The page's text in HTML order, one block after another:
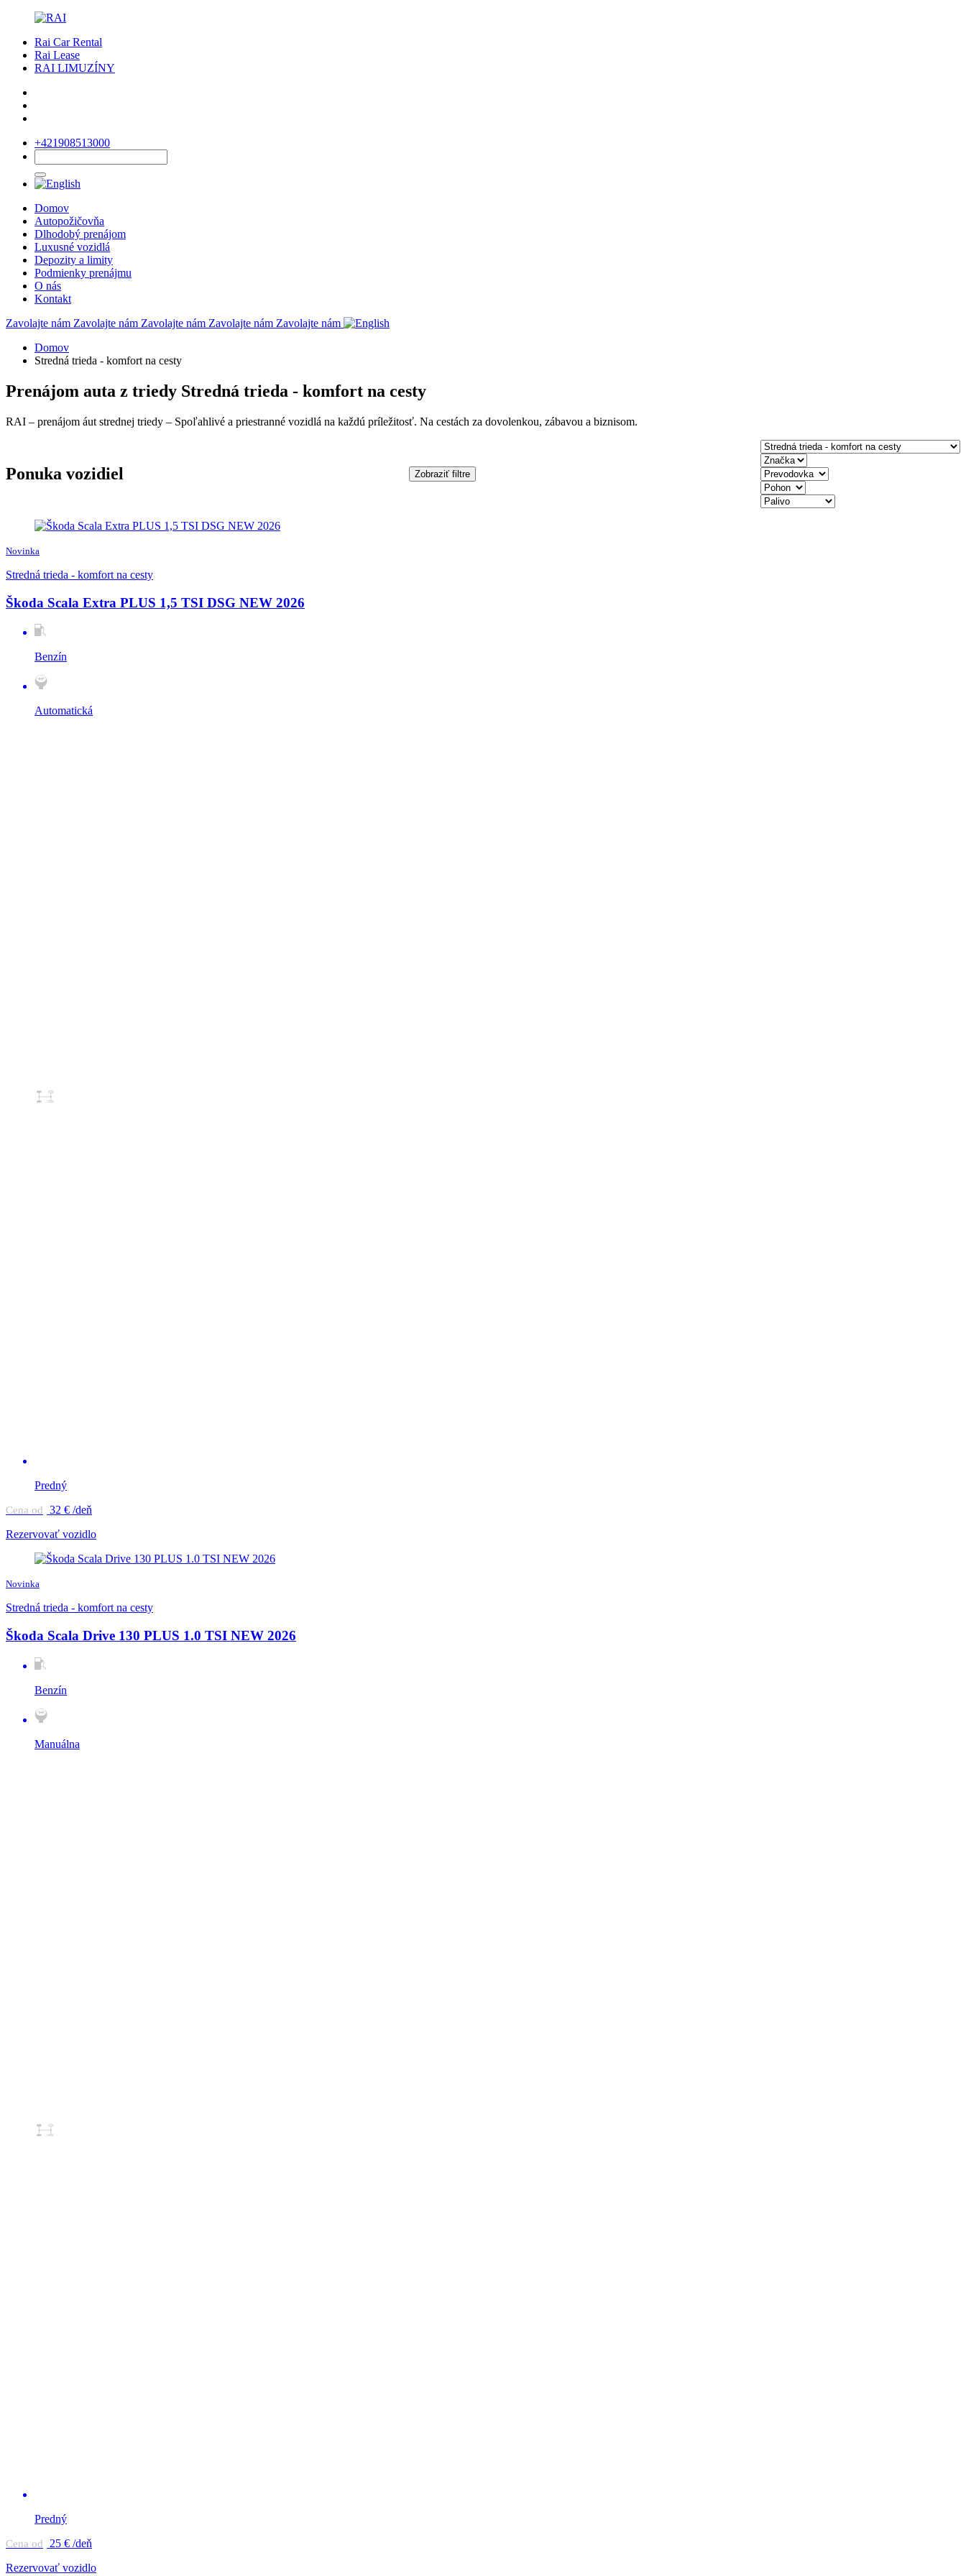
Rai Car Rental
Rai Lease
RAI LIMUZÍNY
+421908513000
Domov
Autopožičovňa
Dlhodobý prenájom
Luxusné vozidlá
Depozity a limity
Podmienky prenájmu
O nás
Kontakt
Zavolajte nám Zavolajte nám Zavolajte nám Zavolajte nám Zavolajte nám
Domov
Stredná trieda - komfort na cesty
Prenájom auta z triedy Stredná trieda - komfort na cesty
RAI – prenájom áut strednej triedy – Spoľahlivé a priestranné vozidlá na každú príležitosť. Na cestách za dovolenkou, zábavou a biznisom.
Ponuka vozidiel Zobraziť filtre
Novinka
Stredná trieda - komfort na cesty
Škoda Scala Extra PLUS 1,5 TSI DSG NEW 2026
Benzín
Automatická
Predný
Cena od 32 € /deň
Rezervovať vozidlo
Novinka
Stredná trieda - komfort na cesty
Škoda Scala Drive 130 PLUS 1.0 TSI NEW 2026
Benzín
Manuálna
Predný
Cena od 25 € /deň
Rezervovať vozidlo